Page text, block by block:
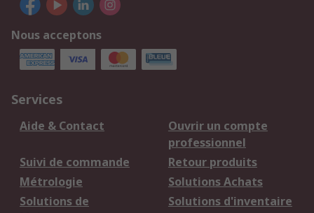
Nous acceptons
Services
Aide & Contact
Ouvrir un compte
professionnel
Suivi de commande
Retour produits
Métrologie
Solutions Achats
Solutions de
Solutions d'inventaire